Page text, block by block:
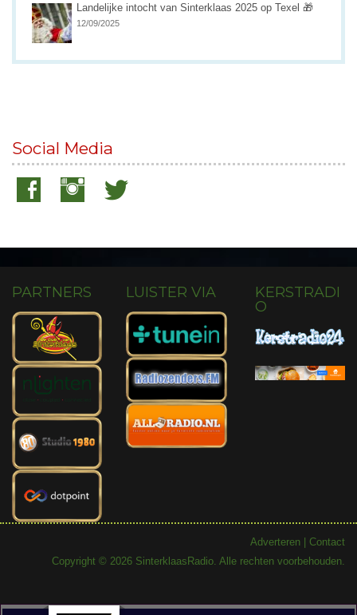
Landelijke intocht van Sinterklaas 2025 op Texel 🎁
12/09/2025
Social Media
PARTNERS LUISTER VIA
KERSTRADI
O
Adverteren
Contact
Copyright © 2026 SinterklaasRadio. Alle rechten voorbehouden.